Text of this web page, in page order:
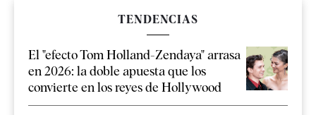
TENDENCIAS
El "efecto Tom Holland-Zendaya" arrasa
en 2026: la doble apuesta que los
convierte en los reyes de Hollywood